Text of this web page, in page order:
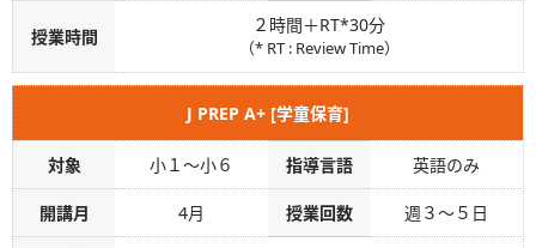
授業時間
２時間＋RT*30分
（* RT : Review Time）
J PREP A+ [学童保育]
対象 小１～小６ 指導言語 英語のみ
開講月 4月 授業回数 週３～５日